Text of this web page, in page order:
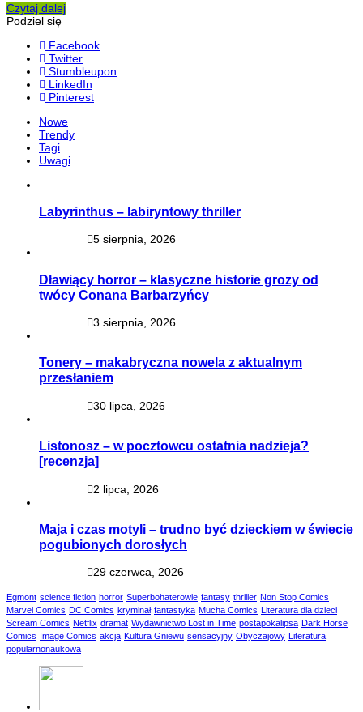
Czytaj dalej
Podziel się
Facebook
Twitter
Stumbleupon
LinkedIn
Pinterest
Nowe
Trendy
Tagi
Uwagi
Labyrinthus – labiryntowy thriller
5 sierpnia, 2026
Dławiący horror – klasyczne historie grozy od
twócy Conana Barbarzyńcy
3 sierpnia, 2026
Tonery – makabryczna nowela z aktualnym
przesłaniem
30 lipca, 2026
Listonosz – w pocztowcu ostatnia nadzieja?
[recenzja]
2 lipca, 2026
Maja i czas motyli – trudno być dzieckiem w świecie
pogubionych dorosłych
29 czerwca, 2026
Egmont science fiction horror Superbohaterowie fantasy thriller Non Stop Comics
Marvel Comics DC Comics kryminał fantastyka Mucha Comics
Literatura dla dzieci
Scream Comics Netflix dramat Wydawnictwo Lost in Time postapokalipsa Dark Horse
Comics
Image Comics akcja Kultura Gniewu sensacyjny Obyczajowy
Literatura
popularnonaukowa